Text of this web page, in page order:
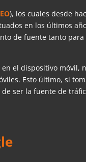
), los cuales desde
en los últimos
de fuente tanto para
el dispositivo móvil,
Esto último, si
ser la fuente de